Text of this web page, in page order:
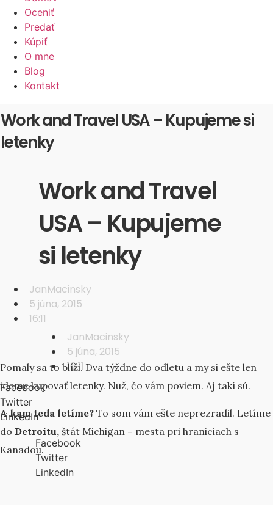
Oceniť
Predať
Kúpiť
O mne
Blog
Kontakt
Work and Travel USA – Kupujeme si
letenky
Work and Travel
USA – Kupujeme
si letenky
JanMacinsky
5 júna, 2015
16:11
JanMacinsky
5 júna, 2015
16:11
Facebook
Twitter
LinkedIn
Facebook
Twitter
LinkedIn
Pomaly sa to blíži. Dva týždne do odletu a my si ešte len
ideme kupovať letenky. Nuž, čo vám poviem. Aj takí sú.
A kam teda letíme? To som vám ešte neprezradil. Letíme
do Detroitu, štát Michigan – mesta pri hraniciach s
Kanadou.